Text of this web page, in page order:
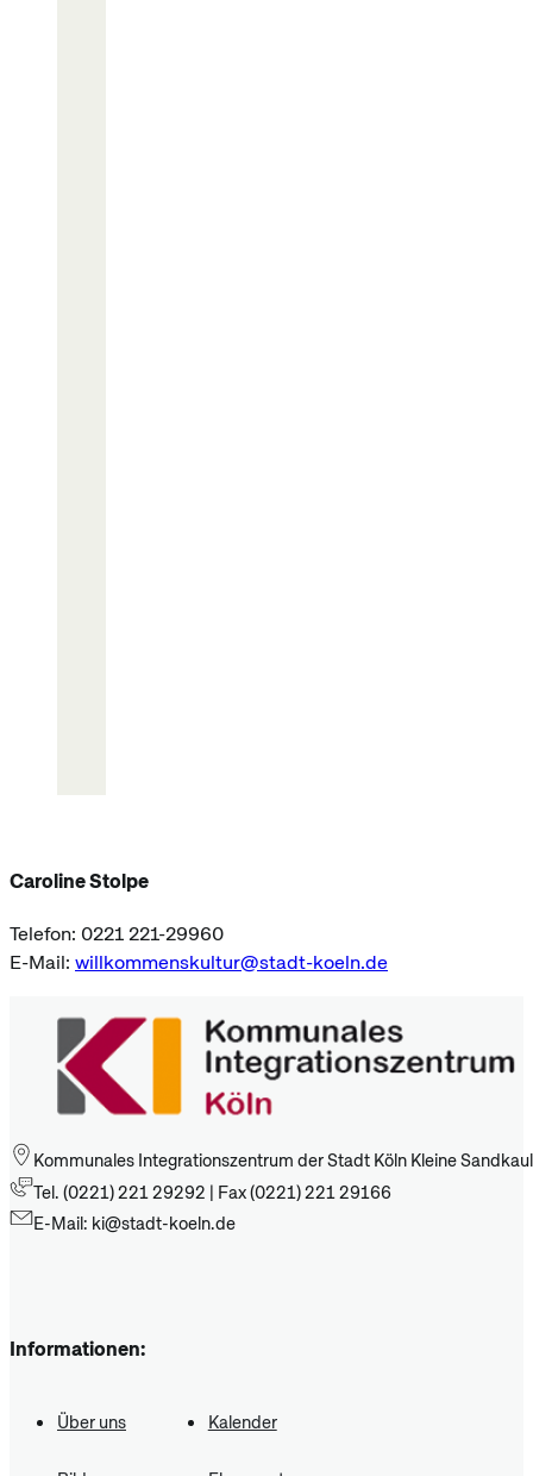
Caroline Stolpe
Telefon: 0221 221-29960
E-Mail: willkommenskultur@stadt-koeln.de
Kommunales Integrationszentrum der Stadt Köln Kleine
Tel. (0221) 221 29292 | Fax (0221) 221 29166
E-Mail: ki@stadt-koeln.de
Informationen:
Über uns Kalender